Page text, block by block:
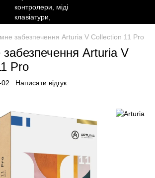
забезпечення Arturia V Collection 11 Pro
Arturia V
Pro
Написати відгук